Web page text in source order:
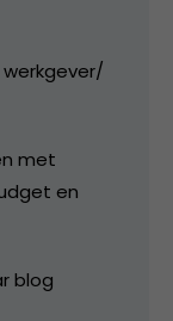
met
en
blog